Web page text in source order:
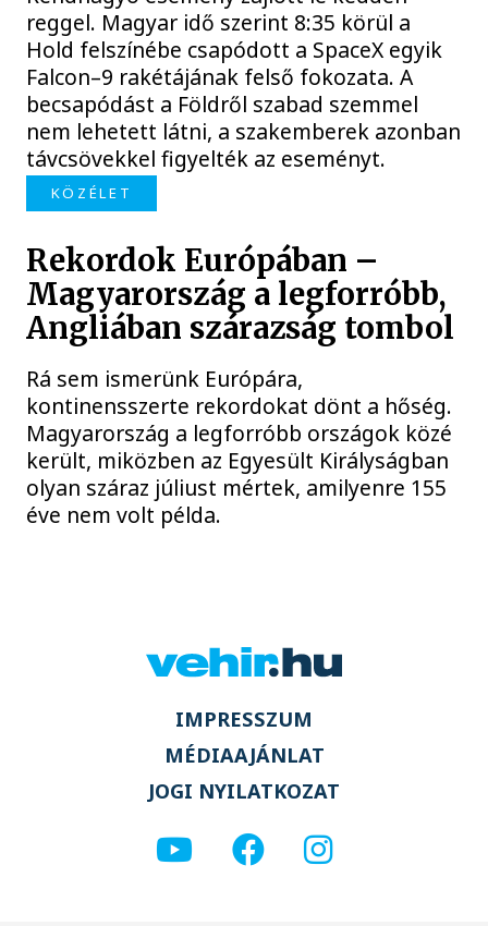
reggel. Magyar idő szerint 8:35 körül a
Hold felszínébe csapódott a SpaceX egyik
Falcon–9 rakétájának felső fokozata. A
becsapódást a Földről szabad szemmel
nem lehetett látni, a szakemberek azonban
távcsövekkel figyelték az eseményt.
KÖZÉLET
Rekordok Európában –
Magyarország a legforróbb,
Angliában szárazság tombol
Rá sem ismerünk Európára,
kontinensszerte rekordokat dönt a hőség.
Magyarország a legforróbb országok közé
került, miközben az Egyesült Királyságban
olyan száraz júliust mértek, amilyenre 155
éve nem volt példa.
IMPRESSZUM
MÉDIAAJÁNLAT
JOGI NYILATKOZAT